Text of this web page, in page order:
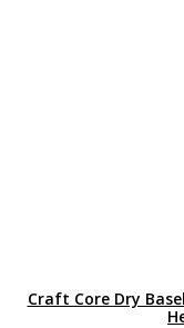
Craft Core Dry